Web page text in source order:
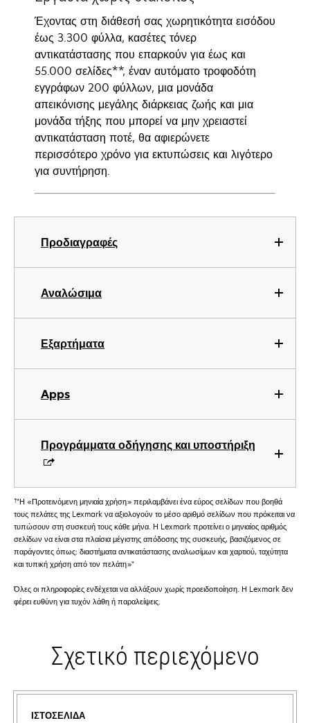
Προδιαγραφές
Αναλώσιμα
Εξαρτήματα
Apps
Προγράμματα οδήγησης και υποστήριξη
Έχοντας στη διάθεσή σας χωρητικότητα εισόδου
έως 3.300 φύλλα, κασέτες τόνερ
αντικατάστασης που επαρκούν για έως και
55.000 σελίδες**, έναν αυτόματο τροφοδότη
εγγράφων 200 φύλλων, μια μονάδα
απεικόνισης μεγάλης διάρκειας ζωής και μια
μονάδα τήξης που μπορεί να μην χρειαστεί
αντικατάσταση ποτέ, θα αφιερώνετε
περισσότερο χρόνο για εκτυπώσεις και λιγότερο
για συντήρηση.
†"Η «Προτεινόμενη μηνιαία χρήση» περιλαμβάνει ένα εύρος σελίδων που βοηθά
τους πελάτες της Lexmark να αξιολογούν το μέσο αριθμό σελίδων που πρόκειται να
τυπώσουν στη συσκευή τους κάθε μήνα. Η Lexmark προτείνει ο μηνιαίος αριθμός
σελίδων να είναι στα πλαίσια μέγιστης απόδοσης της συσκευής, βασιζόμενος σε
παράγοντες όπως: διαστήματα αντικατάστασης αναλωσίμων και χαρτιού, ταχύτητα
και τυπική χρήση από τον πελάτη»"
Όλες οι πληροφορίες ενδέχεται να αλλάξουν χωρίς προειδοποίηση. Η Lexmark δεν
φέρει ευθύνη για τυχόν λάθη ή παραλείψεις.
Σχετικό περιεχόμενο
ΙΣΤΟΣΕΛΊΔΑ